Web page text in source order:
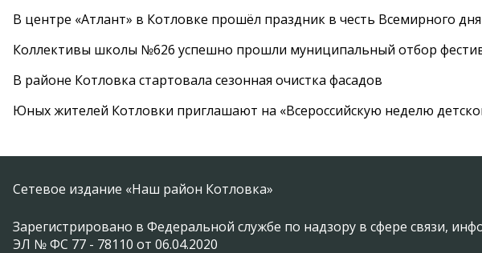
В центре «Атлант» в Котловке прошёл праздник в честь Всемирного
Коллективы школы №626 успешно прошли муниципальный отбор
В районе Котловка стартовала сезонная очистка фасадов
Юных жителей Котловки приглашают на «Всероссийскую неделю
Сетевое издание «Наш район Котловка»
Зарегистрировано в Федеральной службе по надзору в сфере связи,
ЭЛ № ФС 77 - 78110 от 06.04.2020